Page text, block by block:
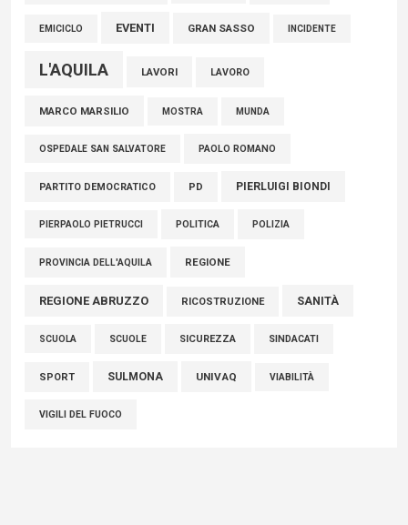
EMICICLO EVENTI GRAN SASSO INCIDENTE
L'AQUILA LAVORI LAVORO
MARCO MARSILIO MOSTRA MUNDA
OSPEDALE SAN SALVATORE PAOLO ROMANO
PARTITO DEMOCRATICO PD PIERLUIGI BIONDI
PIERPAOLO PIETRUCCI POLITICA POLIZIA
PROVINCIA DELL'AQUILA REGIONE
REGIONE ABRUZZO RICOSTRUZIONE SANITÀ
SCUOLA SCUOLE SICUREZZA SINDACATI
SPORT SULMONA UNIVAQ VIABILITÀ
VIGILI DEL FUOCO